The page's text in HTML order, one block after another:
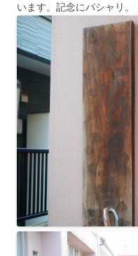
います。記念にパシャリ。